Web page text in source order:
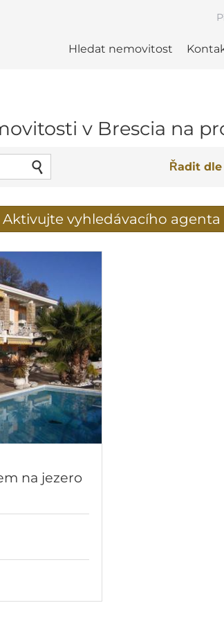
Hledat nemovitost
v Brescia na
Řadit dle
Aktivujte vyhledávacího agenta
na jezero